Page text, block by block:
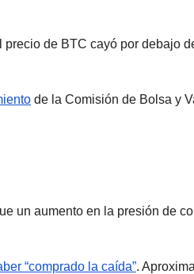
de BTC cayó por debajo
de la Comisión de Bolsa y
un aumento en la presión de
“comprado la caída”.